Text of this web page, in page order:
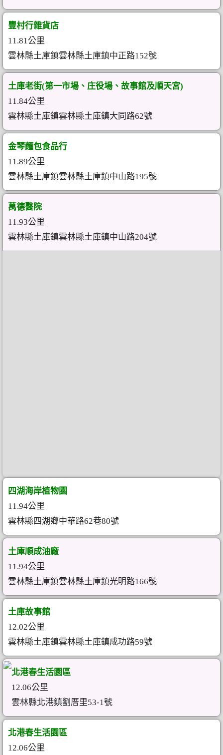
豐村行雜貨店
11.81公里
雲林縣土庫鎮雲林縣土庫鎮中正路152號
土庫老街(第一市場、庄役場、故事館及順天宮)
11.84公里
雲林縣土庫鎮雲林縣土庫鎮大同路62號
金琴麵包食品行
11.89公里
雲林縣土庫鎮雲林縣土庫鎮中山路195號
萬德醫院
11.93公里
雲林縣土庫鎮雲林縣土庫鎮中山路204號
四湖海岸植物園
11.94公里
雲林縣四湖鄉中華路62巷80號
土庫順成油廠
11.94公里
雲林縣土庫鎮雲林縣土庫鎮光明路166號
土庫故事館
12.02公里
雲林縣土庫鎮雲林縣土庫鎮成功路59號
北港春生活園區
12.06公里
雲林縣北港鎮劉厝里53-1號
北港春生活園區
12.06公里